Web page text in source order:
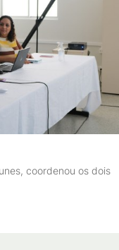
coordenou os dois